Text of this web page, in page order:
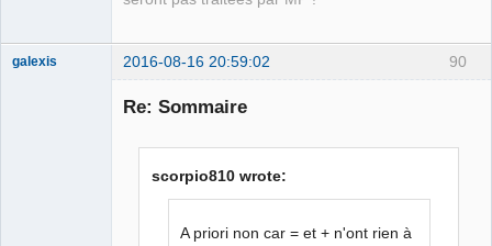
90
galexis 2016-08-16 20:59:02
Re: Sommaire
scorpio810 wrote:
A priori non car = et + n'ont rien à